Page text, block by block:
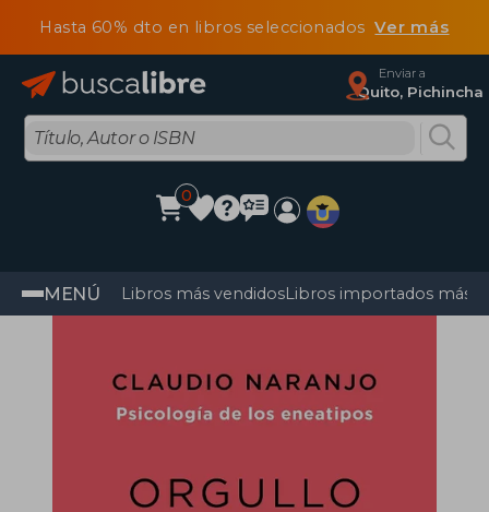
Hasta 60% dto en libros seleccionadosVer más
Enviar a
Quito, Pichincha
0
MENÚ Libros más vendidosLibros importados más